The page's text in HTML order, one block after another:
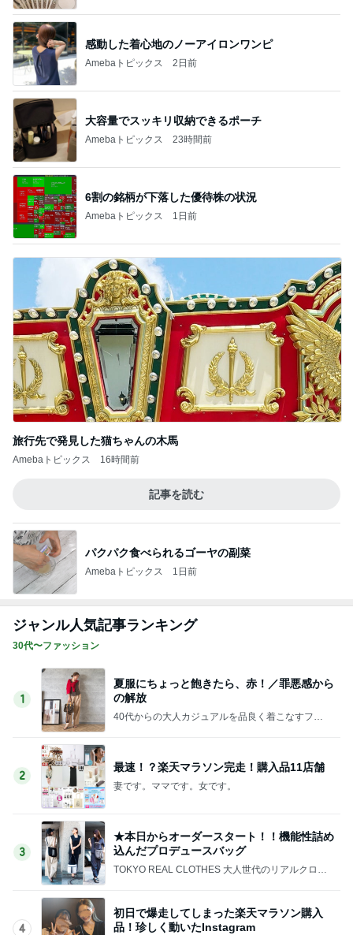
感動した着心地のノーアイロンワンピ
Amebaトピックス 2日前
大容量でスッキリ収納できるポーチ
Amebaトピックス 23時間前
6割の銘柄が下落した優待株の状況
Amebaトピックス 1日前
旅行先で発見した猫ちゃんの木馬
Amebaトピックス 16時間前
記事を読む
パクパク食べられるゴーヤの副菜
Amebaトピックス 1日前
ジャンル人気記事ランキング
30代〜ファッション
1
夏服にちょっと飽きたら、赤！／罪悪感から
の解放
40代からの大人カジュアルを品良く着こなすファ
2
最速！？楽天マラソン完走！購入品11店舗
妻です。ママです。女です。
3
★本日からオーダースタート！！機能性詰め
込んだプロデュースバッグ
TOKYO REAL CLOTHES 大人世代のリアルクロー
4
初日で爆走してしまった楽天マラソン購入
品！珍しく動いたInstagram